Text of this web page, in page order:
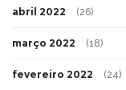
abril 2022 (26)
março 2022 (18)
fevereiro 2022 (24)